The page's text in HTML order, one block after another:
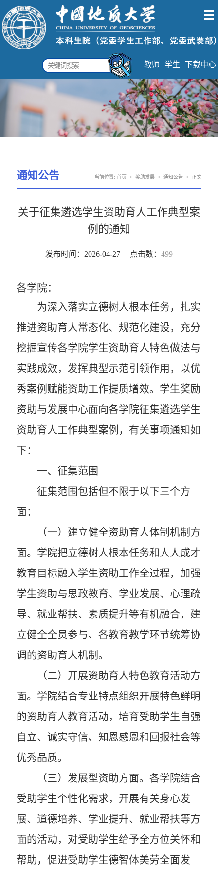
教师 学生 下载中心
通知公告 当前位置: 首页 > 奖助发展 > 通知公告 > 正文
关于征集遴选学生资助育人工作典型案
例的通知
发布时间：2026-04-27 点击数： 499
各学院：
为深入落实立德树人根本任务，扎实
推进资助育人常态化、规范化建设，充分
挖掘宣传各学院学生资助育人特色做法与
实践成效，发挥典型示范引领作用，以优
秀案例赋能资助工作提质增效。学生奖励
资助与发展中心面向各学院征集遴选学生
资助育人工作典型案例，有关事项通知如
下：
一、征集范围
征集范围包括但不限于以下三个方
面：
（一）建立健全资助育人体制机制方
面。 学院把立德树人根本任务和人人成才
教育目标融入学生资助工作全过程，加强
学生资助与思政教育、学业发展、心理疏
导、就业帮扶、素质提升等有机融合，建
立健全全员参与、各教育教学环节统筹协
调的资助育人机制。
（二）开展资助育人特色教育活动方
面。学院结合专业特点组织开展特色鲜明
的资助育人教育活动，培育受助学生自强
自立、诚实守信、知恩感恩和回报社会等
优秀品质。
（三）发展型资助方面。各学院结合
受助学生个性化需求，开展有关身心发
展、道德培养、学业提升、就业帮扶等方
面的活动，对受助学生给予全方位关怀和
帮助，促进受助学生德智体美劳全面发